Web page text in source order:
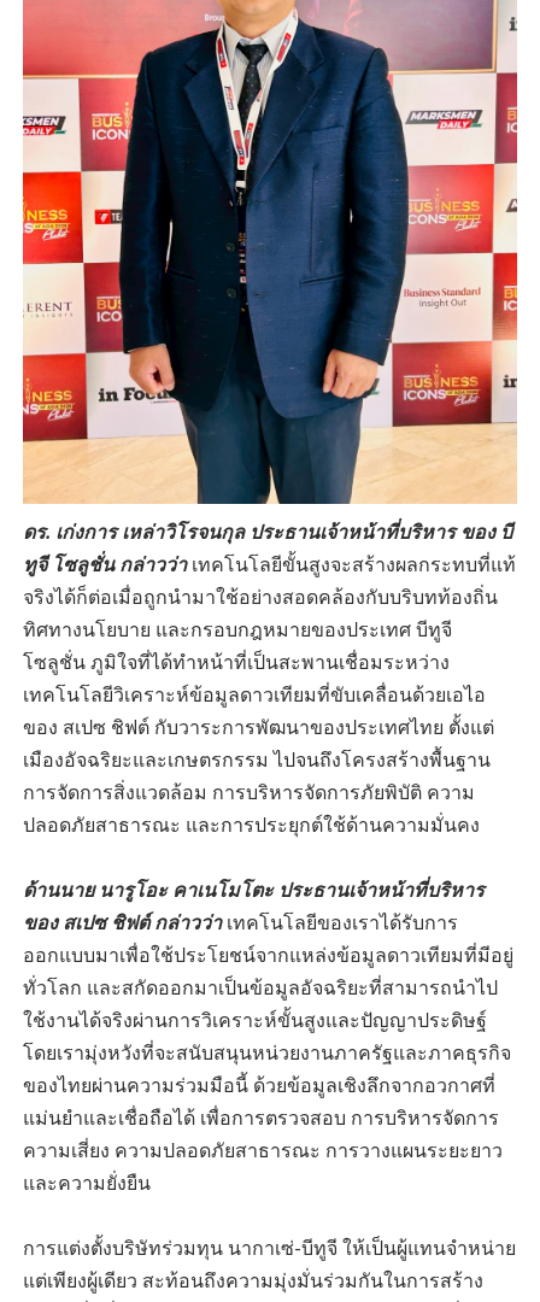
ดร. เก่งการ เหล่าวิโรจนกุล ประธานเจ้าหน้าที่บริหาร ของ บี
ทูจี โซลูชั่น กล่าวว่าเทคโนโลยีขั้นสูงจะสร้างผลกระทบที่แท้
จริงได้ก็ต่อเมื่อถูกนำมาใช้อย่างสอดคล้องกับบริบทท้องถิ่น
ทิศทางนโยบาย และกรอบกฎหมายของประเทศ บีทูจี
โซลูชั่น ภูมิใจที่ได้ทำหน้าที่เป็นสะพานเชื่อมระหว่าง
เทคโนโลยีวิเคราะห์ข้อมูลดาวเทียมที่ขับเคลื่อนด้วยเอไอ
ของ สเปซ ชิฟต์ กับวาระการพัฒนาของประเทศไทย ตั้งแต่
เมืองอัจฉริยะและเกษตรกรรม ไปจนถึงโครงสร้างพื้นฐาน
การจัดการสิ่งแวดล้อม การบริหารจัดการภัยพิบัติ ความ
ปลอดภัยสาธารณะ และการประยุกต์ใช้ด้านความมั่นคง
ด้านนาย นารูโอะ คาเนโมโตะ ประธานเจ้าหน้าที่บริหาร
ของ สเปซ ชิฟต์ กล่าวว่าเทคโนโลยีของเราได้รับการ
ออกแบบมาเพื่อใช้ประโยชน์จากแหล่งข้อมูลดาวเทียมที่มีอยู่
ทั่วโลก และสกัดออกมาเป็นข้อมูลอัจฉริยะที่สามารถนำไป
ใช้งานได้จริงผ่านการวิเคราะห์ขั้นสูงและปัญญาประดิษฐ์
โดยเรามุ่งหวังที่จะสนับสนุนหน่วยงานภาครัฐและภาคธุรกิจ
ของไทยผ่านความร่วมมือนี้ ด้วยข้อมูลเชิงลึกจากอวกาศที่
แม่นยำและเชื่อถือได้ เพื่อการตรวจสอบ การบริหารจัดการ
ความเสี่ยง ความปลอดภัยสาธารณะ การวางแผนระยะยาว
และความยั่งยืน
การแต่งตั้งบริษัทร่วมทุน นากาเซ่-บีทูจี ให้เป็นผู้แทนจำหน่าย
แต่เพียงผู้เดียว สะท้อนถึงความมุ่งมั่นร่วมกันในการสร้าง